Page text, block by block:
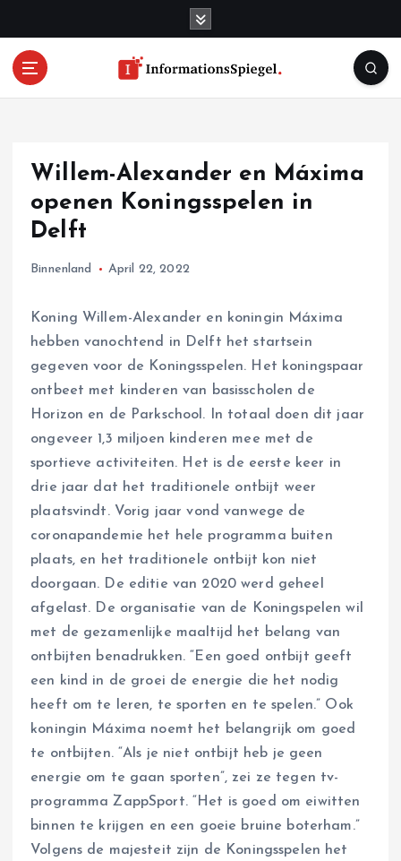
Willem-Alexander en Máxima
openen Koningsspelen in
Delft
Binnenland April 22, 2022
Koning Willem-Alexander en koningin Máxima
hebben vanochtend in Delft het startsein
gegeven voor de Koningsspelen. Het koningspaar
ontbeet met kinderen van basisscholen de
Horizon en de Parkschool. In totaal doen dit jaar
ongeveer 1,3 miljoen kinderen mee met de
sportieve activiteiten. Het is de eerste keer in
drie jaar dat het traditionele ontbijt weer
plaatsvindt. Vorig jaar vond vanwege de
coronapandemie het hele programma buiten
plaats, en het traditionele ontbijt kon niet
doorgaan. De editie van 2020 werd geheel
afgelast. De organisatie van de Koningspelen wil
met de gezamenlijke maaltijd het belang van
ontbijten benadrukken. “Een goed ontbijt geeft
een kind in de groei de energie die het nodig
heeft om te leren, te sporten en te spelen.” Ook
koningin Máxima noemt het belangrijk om goed
te ontbijten. “Als je niet ontbijt heb je geen
energie om te gaan sporten”, zei ze tegen tv-
programma ZappSport. “Het is goed om eiwitten
binnen te krijgen en een goeie bruine boterham.”
Volgens de majesteit zijn de Koningsspelen het